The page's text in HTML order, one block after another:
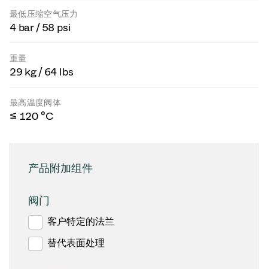
最低压缩空气压力
4 bar / 58 psi
重量
29 kg / 64 lbs
最高温度阀体
≤ 120 °C
产品附加组件
阀门
客户特定的法兰
替代表面处理